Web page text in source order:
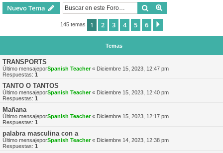
Nuevo Tema Buscar
145 temas 1 2 3 4 5 6
Temas
TRANSPORTS
Último mensajeporSpanish Teacher« Diciembre 15, 2023, 12:47 pm
Respuestas: 1
TANTO O TANTOS
Último mensajeporSpanish Teacher« Diciembre 15, 2023, 12:40 pm
Respuestas: 1
Mañana
Último mensajeporSpanish Teacher« Diciembre 15, 2023, 12:17 pm
Respuestas: 1
palabra masculina con a
Último mensajeporSpanish Teacher« Diciembre 14, 2023, 12:38 pm
Respuestas: 1